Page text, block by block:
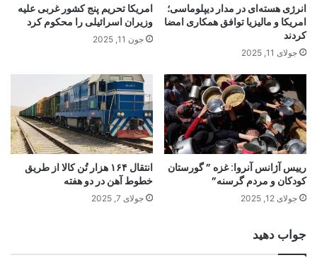
انرژی هسته‌ای در مدار دیپلوماسی؛
امریکا و مالیزیا توافق همکاری امضا
کردند
جولای 11, 2025
امریکا تحریم پنج کشور غربی علیه
وزیران اسرائیلی را محکوم کرد
جون 11, 2025
رییس آژانس آنروا: غزه ” گورستان
کودکان و مردم گرسنه”
جولای 12, 2025
انتقال ۱۶۴ هزار تُن کالا از طریق
خطوط آهن در دو هفته
جولای 7, 2025
جواب دهید